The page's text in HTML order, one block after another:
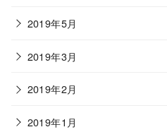
2019年5月
2019年3月
2019年2月
2019年1月